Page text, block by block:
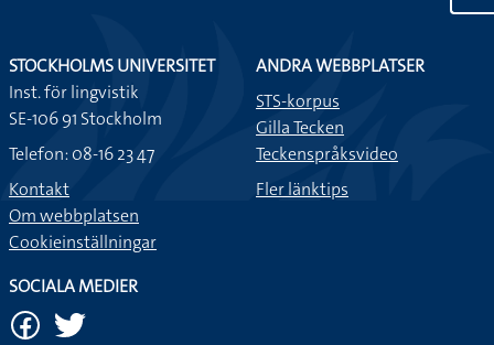
STOCKHOLMS UNIVERSITET
Inst. för lingvistik
SE-106 91 Stockholm
Telefon: 08-16 23 47
Kontakt
Om webbplatsen
Cookieinställningar
ANDRA WEBBPLATSER
STS-korpus
Gilla Tecken
Teckenspråksvideo
Fler länktips
SOCIALA MEDIER